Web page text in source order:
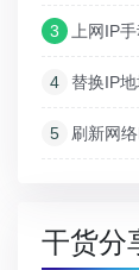
3 上网IP
4 替换IP
5 刷新网
干货分